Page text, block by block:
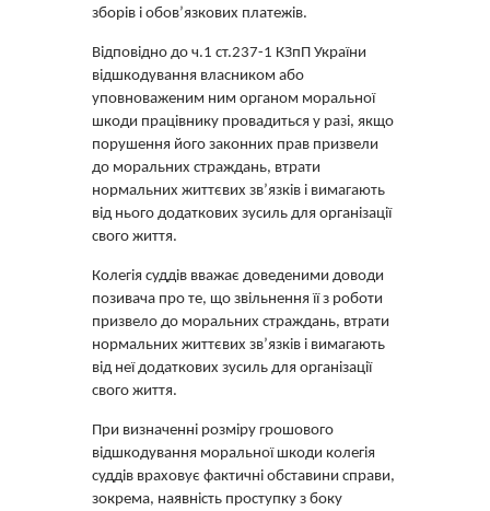
зборів і обов’язкових платежів.
Відповідно до ч.1 ст.237-1 КЗпП України
відшкодування власником або
уповноваженим ним органом моральної
шкоди працівнику провадиться у разі, якщо
порушення його законних прав призвели
до моральних страждань, втрати
нормальних життєвих зв’язків і вимагають
від нього додаткових зусиль для організації
свого життя.
Колегія суддів вважає доведеними доводи
позивача про те, що звільнення її з роботи
призвело до моральних страждань, втрати
нормальних життєвих зв’язків і вимагають
від неї додаткових зусиль для організації
свого життя.
При визначенні розміру грошового
відшкодування моральної шкоди колегія
суддів враховує фактичні обставини справи,
зокрема, наявність проступку з боку